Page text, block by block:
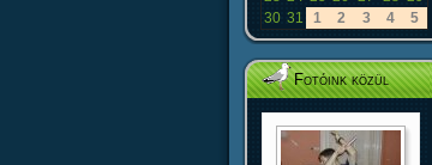
30 31 1 2 3 4 5
Fotóink közül